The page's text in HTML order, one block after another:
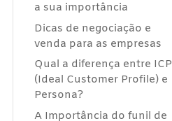
a sua importância
Dicas de negociação e
venda para as empresas
Qual a diferença entre ICP
(Ideal Customer Profile) e
Persona?
A Importância do funil de